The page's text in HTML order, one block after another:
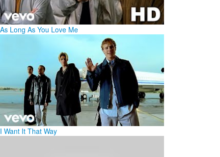
As Long As You Love Me
I Want It That Way